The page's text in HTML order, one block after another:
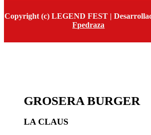
Copyright (c) LEGEND FEST |
Fpedraza
GROSERA BURGER
LA CLAUS